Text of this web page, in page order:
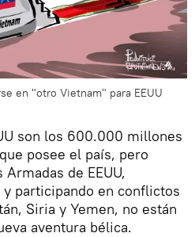
en "otro Vietnam" para EEUU
son los 600.000 millones
posee el país, pero
de EEUU,
participando en conflictos
Siria y Yemen, no están
aventura bélica.